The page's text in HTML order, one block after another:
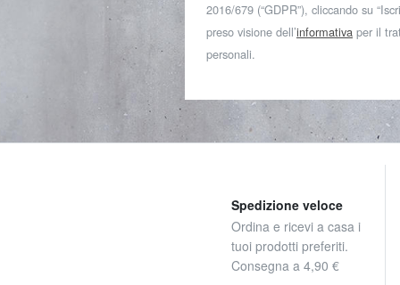
2016/679 (“GDPR”), cliccando su
preso visione dell’informativa per il
personali.
Spedizione veloce
Ordina e ricevi a casa i
tuoi prodotti preferiti.
Consegna a 4,90 €